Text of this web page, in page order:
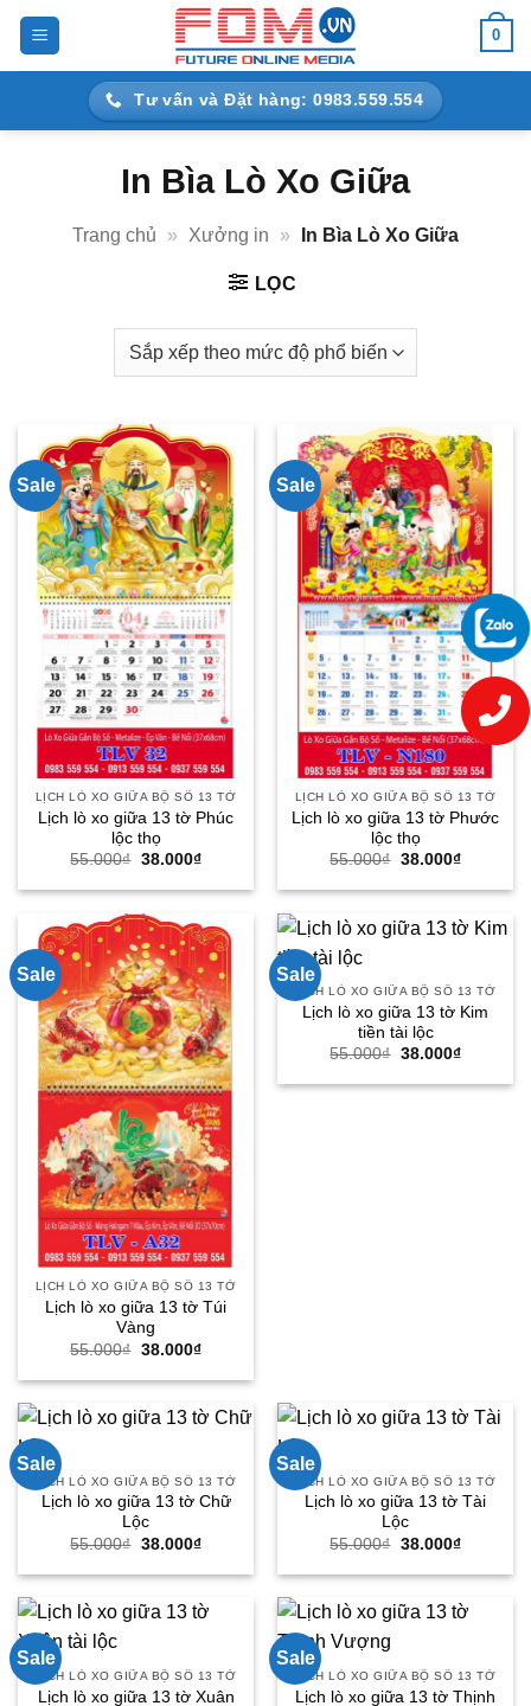
Bỏ
nội
0
Tư vấn và Đặt hàng: 0983.559.554
In Bìa Lò Xo Giữa
Trang chủ » Xưởng in » In Bìa Lò Xo Giữa
LỌC
Sale
LỊCH LÒ XO GIỮA BỘ SỐ 13 TỜ
Lịch lò xo giữa 13 tờ Phúc
lộc thọ
55.000₫ Giá
là:
38.000₫Giá
tại
38.000₫.
Sale
LỊCH LÒ XO GIỮA BỘ SỐ 13 TỜ
Lịch lò xo giữa 13 tờ Phước
lộc thọ
55.000₫ Giá
là:
38.000₫Giá
tại
38.000₫.
Sale
LỊCH LÒ XO GIỮA BỘ SỐ 13 TỜ
Lịch lò xo giữa 13 tờ Túi
Vàng
55.000₫ Giá
là:
38.000₫Giá
tại
38.000₫.
Sale
LỊCH LÒ XO GIỮA BỘ SỐ 13 TỜ
Lịch lò xo giữa 13 tờ Kim
tiền tài lộc
55.000₫ Giá
là:
38.000₫Giá
tại
Sale
LỊCH LÒ XO GIỮA BỘ SỐ 13 TỜ
Lịch lò xo giữa 13 tờ Chữ
Lộc
55.000₫ Giá
là:
38.000₫Giá
tại
38.000₫.
Sale
LỊCH LÒ XO GIỮA BỘ SỐ 13 TỜ
Lịch lò xo giữa 13 tờ Tài
Lộc
55.000₫ Giá
là:
38.000₫Giá
tại
38.000₫.
Sale
LỊCH LÒ XO GIỮA BỘ SỐ 13 TỜ
Lịch lò xo giữa 13 tờ Xuân
Sale
LỊCH LÒ XO GIỮA BỘ SỐ 13 TỜ
Lịch lò xo giữa 13 tờ Thịnh